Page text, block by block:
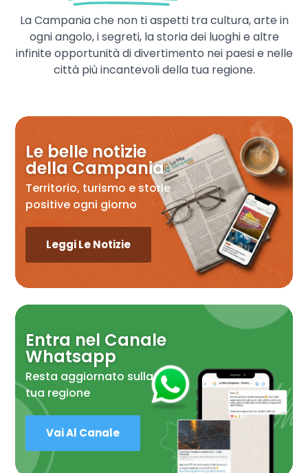
La Campania che non ti aspetti tra cultura, arte in
ogni angolo, i segreti, la storia dei luoghi e altre
infinite opportunità di divertimento nei paesi e nelle
città più incantevoli della tua regione.
Le belle notizie
della Campania
Territorio, turismo e storie
positive ogni giorno
Leggi Le Notizie
Entra nel Canale
Whatsapp
Resta aggiornato sulla
tua regione
Vai Al Canale